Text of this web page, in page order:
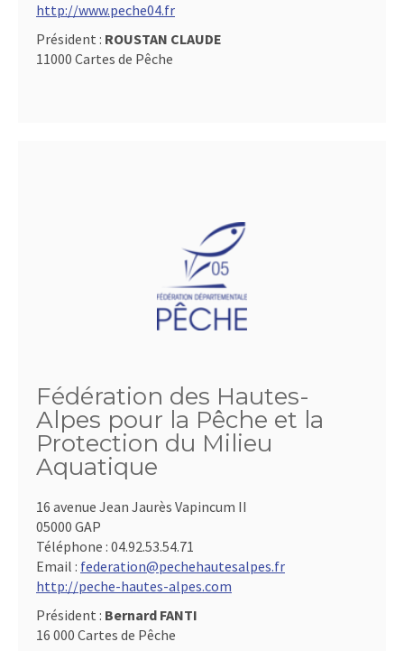
http://www.peche04.fr
Président : ROUSTAN CLAUDE
11000 Cartes de Pêche
Fédération des Hautes-
Alpes pour la Pêche et la
Protection du Milieu
Aquatique
16 avenue Jean Jaurès Vapincum II
05000 GAP
Téléphone : 04.92.53.54.71
Email : federation@pechehautesalpes.fr
http://peche-hautes-alpes.com
Président : Bernard FANTI
16 000 Cartes de Pêche